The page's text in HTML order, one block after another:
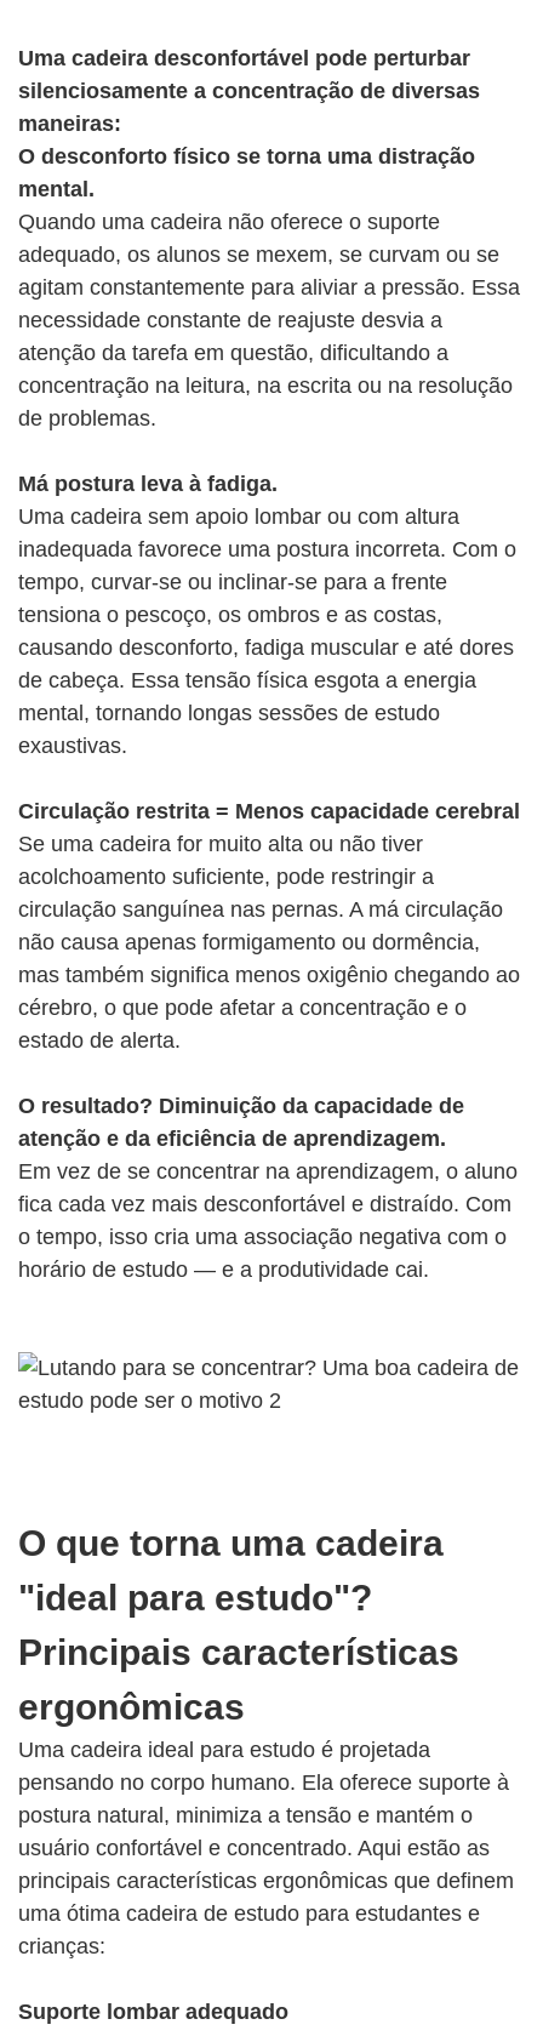
Uma cadeira desconfortável pode perturbar
silenciosamente a concentração de diversas
maneiras:
O desconforto físico se torna uma distração
mental.
Quando uma cadeira não oferece o suporte
adequado, os alunos se mexem, se curvam ou se
agitam constantemente para aliviar a pressão. Essa
necessidade constante de reajuste desvia a
atenção da tarefa em questão, dificultando a
concentração na leitura, na escrita ou na resolução
de problemas.
Má postura leva à fadiga.
Uma cadeira sem apoio lombar ou com altura
inadequada favorece uma postura incorreta. Com o
tempo, curvar-se ou inclinar-se para a frente
tensiona o pescoço, os ombros e as costas,
causando desconforto, fadiga muscular e até dores
de cabeça. Essa tensão física esgota a energia
mental, tornando longas sessões de estudo
exaustivas.
Circulação restrita = Menos capacidade cerebral
Se uma cadeira for muito alta ou não tiver
acolchoamento suficiente, pode restringir a
circulação sanguínea nas pernas. A má circulação
não causa apenas formigamento ou dormência,
mas também significa menos oxigênio chegando ao
cérebro, o que pode afetar a concentração e o
estado de alerta.
O resultado? Diminuição da capacidade de
atenção e da eficiência de aprendizagem.
Em vez de se concentrar na aprendizagem, o aluno
fica cada vez mais desconfortável e distraído. Com
o tempo, isso cria uma associação negativa com o
horário de estudo — e a produtividade cai.
O que torna uma cadeira
"ideal para estudo"?
Principais características
ergonômicas
Uma cadeira ideal para estudo é projetada
pensando no corpo humano. Ela oferece suporte à
postura natural, minimiza a tensão e mantém o
usuário confortável e concentrado. Aqui estão as
principais características ergonômicas que definem
uma ótima cadeira de estudo para estudantes e
crianças:
Suporte lombar adequado